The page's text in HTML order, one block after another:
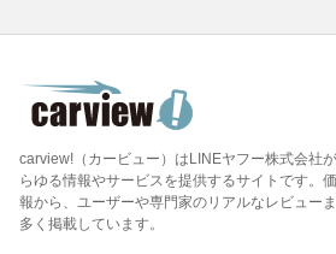
carview!（カービュー）はLINEヤフー株式会社
らゆる情報やサービスを提供するサイトです。
報から、ユーザーや専門家のリアルなレビュー
多く掲載しています。